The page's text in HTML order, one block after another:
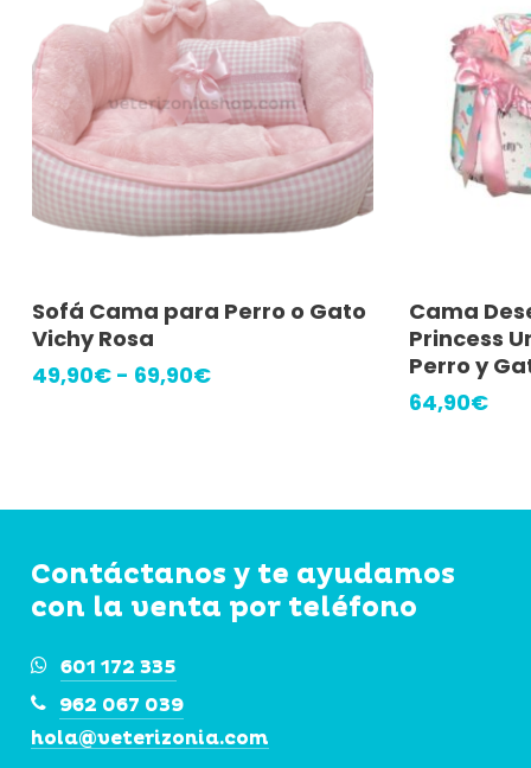
Seleccionar Opciones
producto
tiene
opciones
pueden
elegir
la
página
de
Sofá Cama para Perro o Gato
Vichy Rosa
49,90€ - 69,90€Rango
hasta
Cama
Princess
Perro y
64,90€
Contáctanos y te ayudamos
con la venta por teléfono
601 172 335
962 067 039
hola@veterizonia.com